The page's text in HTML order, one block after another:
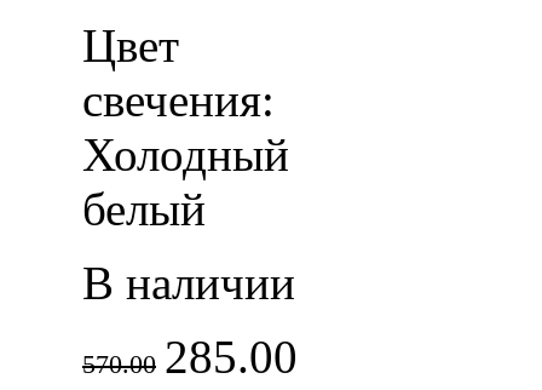
Цвет
свечения:
Холодный
белый
В наличии
570.00 285.00